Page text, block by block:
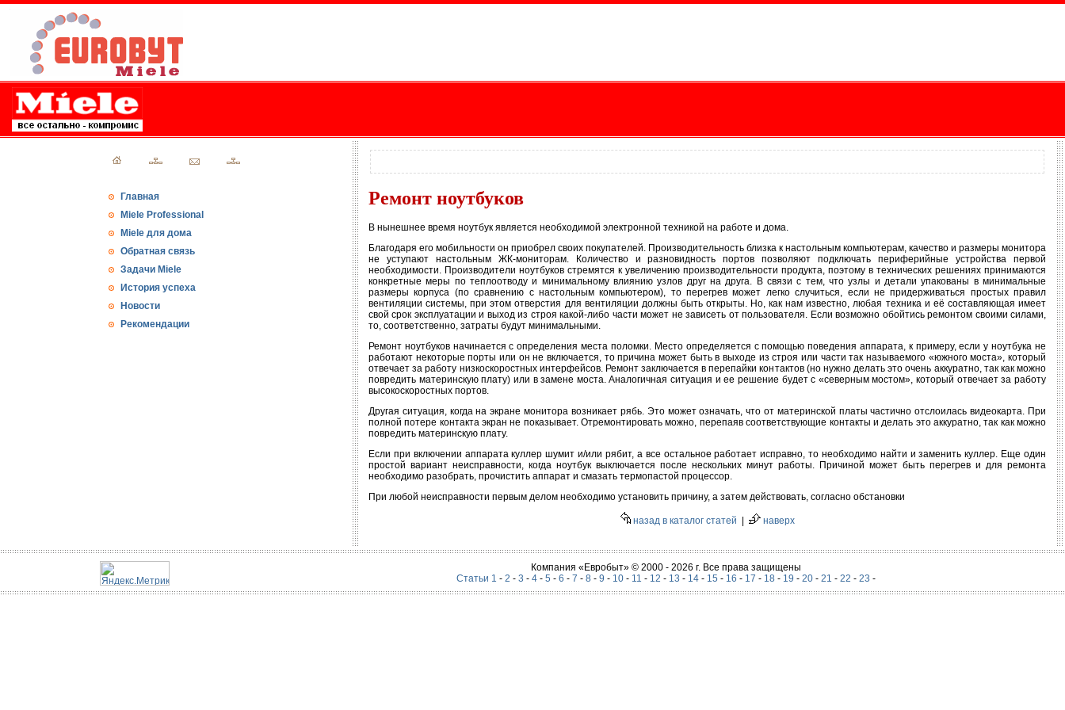
Главная
Miele Professional
Miele для дома
Обратная связь
Задачи Miele
История успеха
Новости
Рекомендации
Ремонт ноутбуков
В нынешнее время ноутбук является необходимой электронной техникой на работе и дома.
Благодаря его мобильности он приобрел своих покупателей. Производительность близка к настольным компьютерам, качество и размеры монитора
не уступают настольным ЖК-мониторам. Количество и разновидность портов позволяют подключать периферийные устройства первой
необходимости. Производители ноутбуков стремятся к увеличению производительности продукта, поэтому в технических решениях принимаются
конкретные меры по теплоотводу и минимальному влиянию узлов друг на друга. В связи с тем, что узлы и детали упакованы в минимальные
размеры корпуса (по сравнению с настольным компьютером), то перегрев может легко случиться, если не придерживаться простых правил
вентиляции системы, при этом отверстия для вентиляции должны быть открыты. Но, как нам известно, любая техника и её составляющая имеет
свой срок эксплуатации и выход из строя какой-либо части может не зависеть от пользователя. Если возможно обойтись ремонтом своими силами,
то, соответственно, затраты будут минимальными.
Ремонт ноутбуков начинается с определения места поломки. Место определяется с помощью поведения аппарата, к примеру, если у ноутбука не
работают некоторые порты или он не включается, то причина может быть в выходе из строя или части так называемого «южного моста», который
отвечает за работу низкоскоростных интерфейсов. Ремонт заключается в перепайки контактов (но нужно делать это очень аккуратно, так как можно
повредить материнскую плату) или в замене моста. Аналогичная ситуация и ее решение будет с «северным мостом», который отвечает за работу
высокоскоростных портов.
Другая ситуация, когда на экране монитора возникает рябь. Это может означать, что от материнской платы частично отслоилась видеокарта. При
полной потере контакта экран не показывает. Отремонтировать можно, перепаяв соответствующие контакты и делать это аккуратно, так как можно
повредить материнскую плату.
Если при включении аппарата куллер шумит и/или рябит, а все остальное работает исправно, то необходимо найти и заменить куллер. Еще один
простой вариант неисправности, когда ноутбук выключается после нескольких минут работы. Причиной может быть перегрев и для ремонта
необходимо разобрать, прочистить аппарат и смазать термопастой процессор.
При любой неисправности первым делом необходимо установить причину, а затем действовать, согласно обстановки
назад в каталог статей наверх
Компания «Евробыт» © 2000 - 2026 г. Все права защищены
Статьи 1 - 2 - 3 - 4- 5 - 6 - 7 - 8- 9 - 10- 11 - 12 - 13 - 14- 15 - 16 - 17 - 18- 19 - 20- 21 - 22 - 23 -